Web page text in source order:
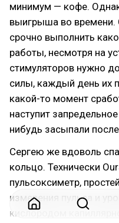
минимум — кофе.
выигрыша во
срочно выполнить
работы, несмотря на
стимуляторов нужно
силы, каждый день их
какой-то момент
наступит
нибудь засыпали
Сергею же вдоволь
кольцо. Технически
пульсоксиметр,
измерения пульса и
кислородом